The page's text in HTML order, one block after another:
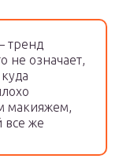
тренд
не означает,
макияжем,
все же